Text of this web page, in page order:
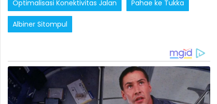
Optimalisasi Konektivitas Jalan Pahae ke Tukka
Albiner Sitompul